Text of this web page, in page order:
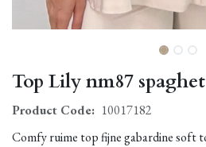
Top Lily nm87
Product Code: 10017182
Comfy ruime top fijne gabardine soft